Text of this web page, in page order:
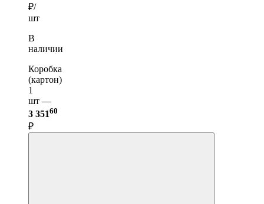
₽/
шт
В
наличии
Коробка
(картон)
1
шт —
3 35160
₽